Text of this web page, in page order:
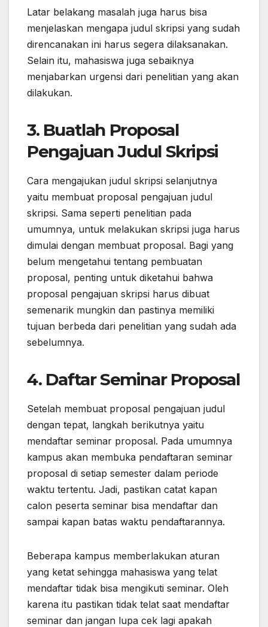
Latar belakang masalah juga harus bisa
menjelaskan mengapa judul skripsi yang sudah
direncanakan ini harus segera dilaksanakan.
Selain itu, mahasiswa juga sebaiknya
menjabarkan urgensi dari penelitian yang akan
dilakukan.
3. Buatlah Proposal
Pengajuan Judul Skripsi
Cara mengajukan judul skripsi selanjutnya
yaitu membuat proposal pengajuan judul
skripsi. Sama seperti penelitian pada
umumnya, untuk melakukan skripsi juga harus
dimulai dengan membuat proposal. Bagi yang
belum mengetahui tentang pembuatan
proposal, penting untuk diketahui bahwa
proposal pengajuan skripsi harus dibuat
semenarik mungkin dan pastinya memiliki
tujuan berbeda dari penelitian yang sudah ada
sebelumnya.
4. Daftar Seminar Proposal
Setelah membuat proposal pengajuan judul
dengan tepat, langkah berikutnya yaitu
mendaftar seminar proposal. Pada umumnya
kampus akan membuka pendaftaran seminar
proposal di setiap semester dalam periode
waktu tertentu. Jadi, pastikan catat kapan
calon peserta seminar bisa mendaftar dan
sampai kapan batas waktu pendaftarannya.
Beberapa kampus memberlakukan aturan
yang ketat sehingga mahasiswa yang telat
mendaftar tidak bisa mengikuti seminar. Oleh
karena itu pastikan tidak telat saat mendaftar
seminar dan jangan lupa cek lagi apakah